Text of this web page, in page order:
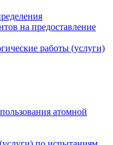
на предоставление
работы (услуги)
атомной